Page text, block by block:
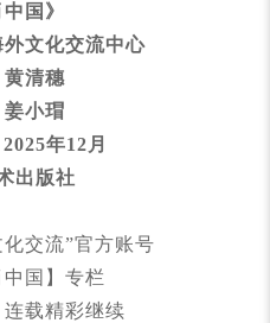
中国》
文化交流中心
黄清穗
小瑁
年12月
出版社
交流”官方账号
国】专栏
连载精彩继续